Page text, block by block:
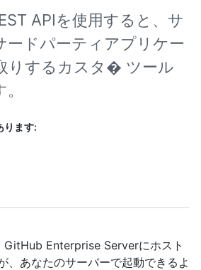
ります:
APIを使用すると、サ
ードパーティアプリケー
りするカスタ� ツール
GitHub Enterprise Serverにホスト
、あなたのサーバーで起動できるよ